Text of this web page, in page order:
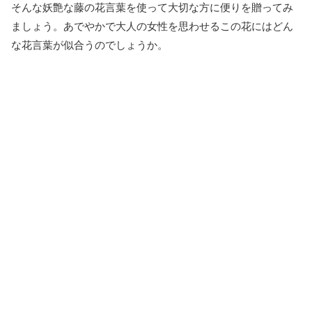
そんな妖艶な藤の花言葉を使って大切な方に便りを贈ってみ
ましょう。あでやかで大人の女性を思わせるこの花にはどん
な花言葉が似合うのでしょうか。